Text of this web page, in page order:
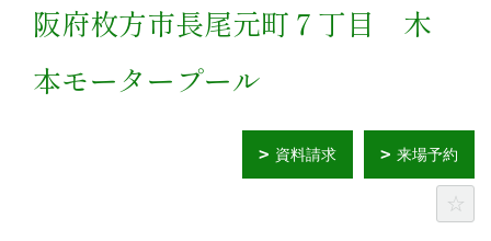
阪府枚方市長尾元町７丁目 木
本モータープール
資料請求 来場予約